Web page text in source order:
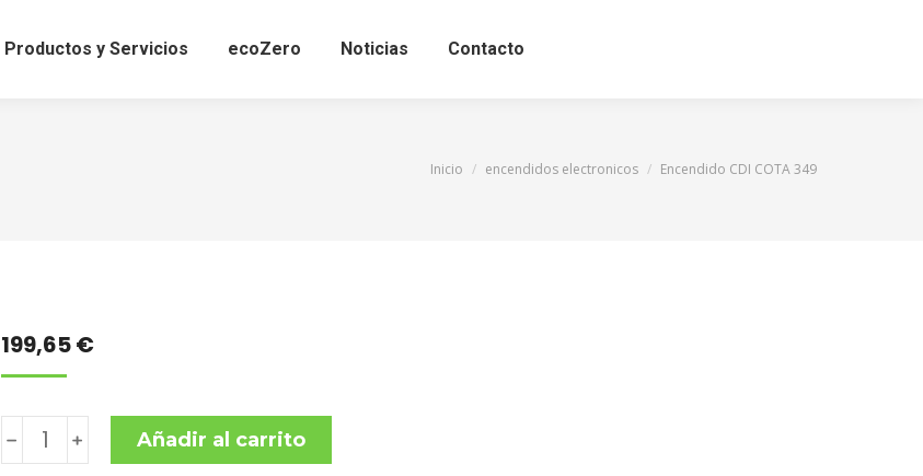
Productos y Servicios ecoZero Noticias Contacto
Estás aquí:
Inicio encendidos electronicos Encendido CDI COTA 349
199,65€
Encendido
CDI
﹣ ﹢ Añadir al carrito